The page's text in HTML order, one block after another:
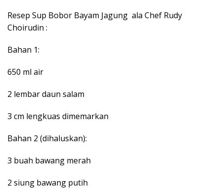
Resep Sup Bobor Bayam Jagung ala Chef Rudy
Choirudin :
Bahan 1:
650 ml air
2 lembar daun salam
3 cm lengkuas dimemarkan
Bahan 2 (dihaluskan):
3 buah bawang merah
2 siung bawang putih